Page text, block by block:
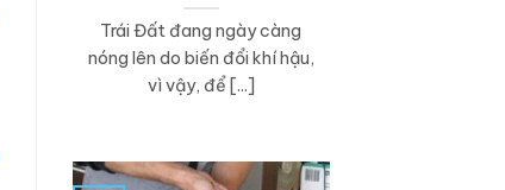
Trái Đất đang ngày càng
nóng lên do biến đổi khí hậu,
vì vậy, để [...]